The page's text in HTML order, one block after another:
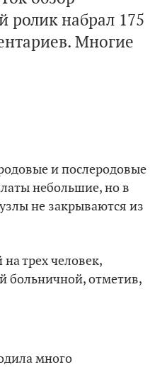
ролик набрал 175
Многие
и послеродовые
небольшие, но в
не закрываются из
трех человек,
больничной, отметив,
много